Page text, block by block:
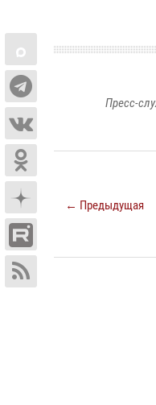
Пресс-
← Предыдущая